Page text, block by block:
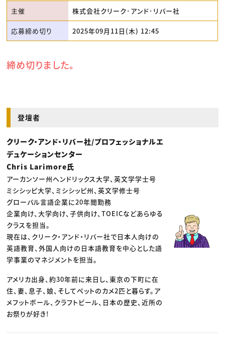
主催 株式会社クリーク･アンド･リバー社
応募締め切り 2025年09月11日(木) 12:45
締め切りました。
登壇者
クリーク・アンド・リバー社/プロフェッショナルエ
デュケーションセンター
Chris Larimore氏
アーカンソー州ヘンドリックス大学、英文学学士号
ミシシッピ大学、ミシシッピ州、英文学修士号
グローバル言語企業に20年間勤務
企業向け、大学向け、子供向け、TOEICなどあらゆる
クラスを担当。
現在は、クリーク・アンド・リバー社で日本人向けの
英語教育、外国人向けの日本語教育を中心とした語
学事業のマネジメントを担当。
アメリカ出身、約30年前に来日し、東京の下町に在
住、妻、息子、娘、そしてペットのカメ2匹と暮らす。ア
メフットボール、クラフトビール、日本の歴史、近所の
お祭りが好き!